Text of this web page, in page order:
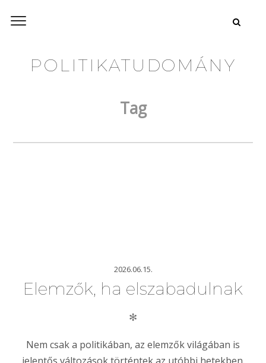
POLITIKATUDOMÁNY
Tag
2026.06.15.
Elemzők, ha elszabadulnak
✻
Nem csak a politikában, az elemzők világában is